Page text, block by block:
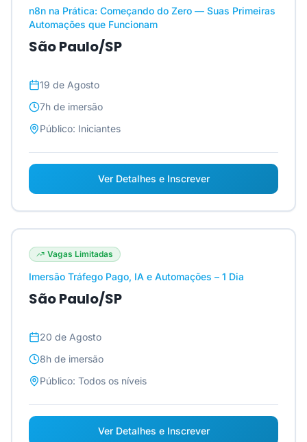
n8n na Prática: Começando do Zero — Suas Primeiras
Automações que Funcionam
São Paulo/SP
19 de Agosto
7h de imersão
Público: Iniciantes
Ver Detalhes e Inscrever
Vagas Limitadas
Imersão Tráfego Pago, IA e Automações – 1 Dia
São Paulo/SP
20 de Agosto
8h de imersão
Público: Todos os níveis
Ver Detalhes e Inscrever